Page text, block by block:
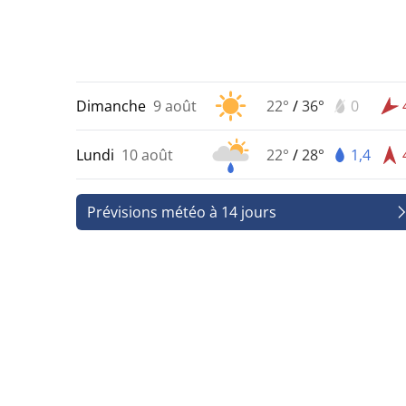
Dimanche 9 août 22° /36° 0
Lundi 10 août 22° /28° 1,4
Prévisions météo à 14 jours